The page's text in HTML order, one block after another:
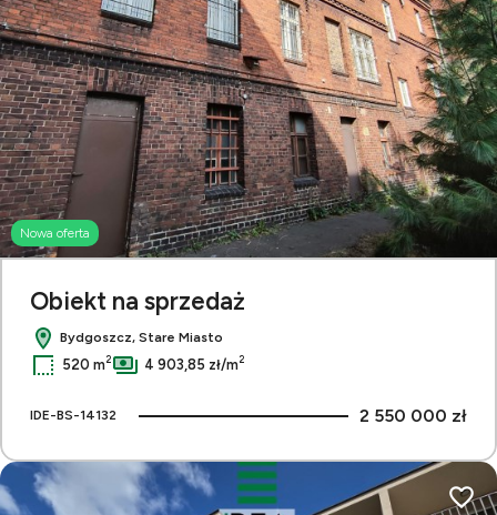
Nowa oferta
Obiekt na sprzedaż
Bydgoszcz, Stare Miasto
520 m2 4 903,85 zł/m2
IDE-BS-14132 2 550 000 zł
Dodaj